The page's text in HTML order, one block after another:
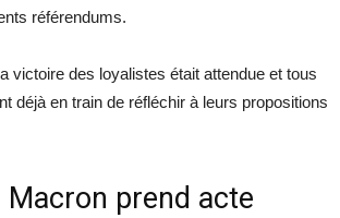
référendums.
victoire des loyalistes était attendue et tous
déjà en train de réfléchir à leurs propositions
Macron prend acte